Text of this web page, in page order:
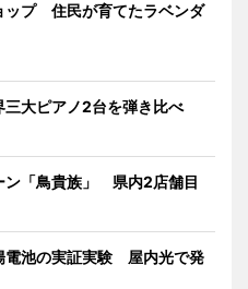
ップ 住民が育てたラベンダ
大ピアノ2台を弾き比べ
ン「鳥貴族」 県内2店舗目
電池の実証実験 屋内光で発